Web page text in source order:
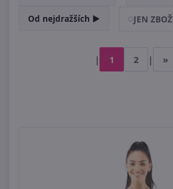
Od nejdražších ► JEN
| 1 2 | »